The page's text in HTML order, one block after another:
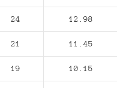
24 12.98
21 11.45
19 10.15